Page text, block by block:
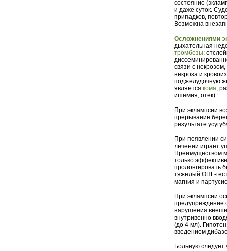
состояние
и даже суток.
припадков,
Возможна
Осложнениями
дыхательная
тромбозы;
связи с
некроза и
поджелудочную
является кома,
ишемия, отек).
При эклампсии
прерывание
результате
При появлении
лечении играет
Преимуществом
только
пролонгировать
тяжелый ОПГ-
магния и
При эклампсии
предупреждение
нарушения
внутривенно
(до 4 мл).
введением
Больную следует